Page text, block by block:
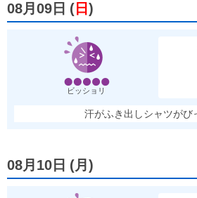
08月09日 ( 日 )
ビッショリ
汗がふき出しシャツがび
08月10日 (月 )